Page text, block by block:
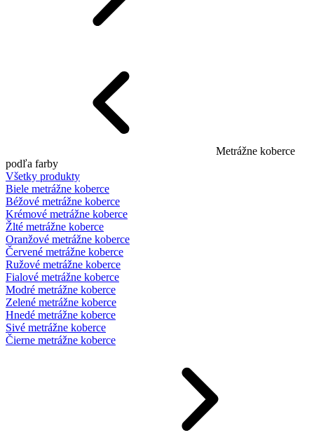
Metrážne koberce
podľa farby
Všetky produkty
Biele metrážne koberce
Béžové metrážne koberce
Krémové metrážne koberce
Žlté metrážne koberce
Oranžové metrážne koberce
Červené metrážne koberce
Ružové metrážne koberce
Fialové metrážne koberce
Modré metrážne koberce
Zelené metrážne koberce
Hnedé metrážne koberce
Sivé metrážne koberce
Čierne metrážne koberce